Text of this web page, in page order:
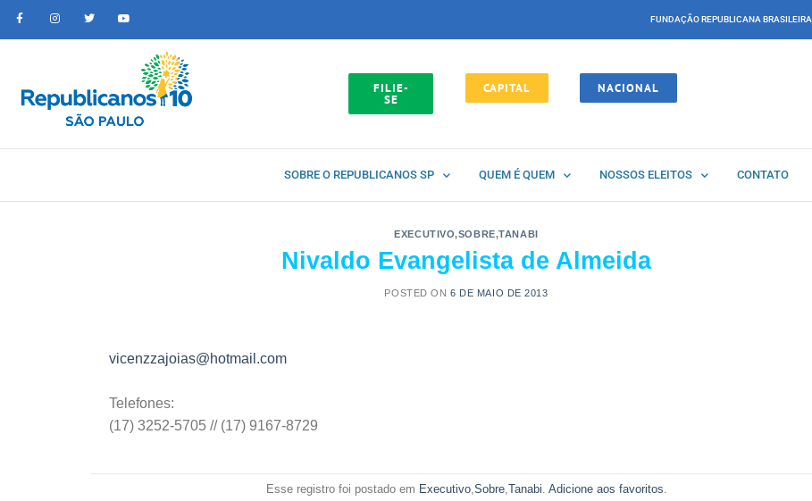
FUNDAÇÃO REPUBLICANA BRASILEIRA
FILIE-
SE
CAPITAL NACIONAL
SOBRE O REPUBLICANOS SP QUEM É QUEM NOSSOS ELEITOS CONTATO
EXECUTIVO,SOBRE,TANABI
Nivaldo Evangelista de Almeida
POSTED ON6 DE MAIO DE 2013
vicenzzajoias@hotmail.com
Telefones:
(17) 3252-5705 // (17) 9167-8729
Esse registro foi postado em Executivo, Sobre, Tanabi Adicione aos favoritos